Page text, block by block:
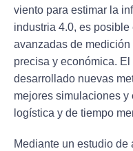
viento para estimar la
industria 4.0, es
avanzadas de
precisa y económica.
desarrollado nuevas
mejores simulaciones
logística y de tiempo
Mediante un estudio de